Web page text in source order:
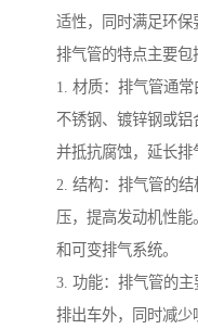
适性，同时满足环保
排气管的特点主要包
1. 材质：排气管通
不锈钢、镀锌钢或
并抵抗腐蚀，延长排
2. 结构：排气管的
压，提高发动机性
和可变排气系统。
3. 功能：排气管的
排出车外，同时减